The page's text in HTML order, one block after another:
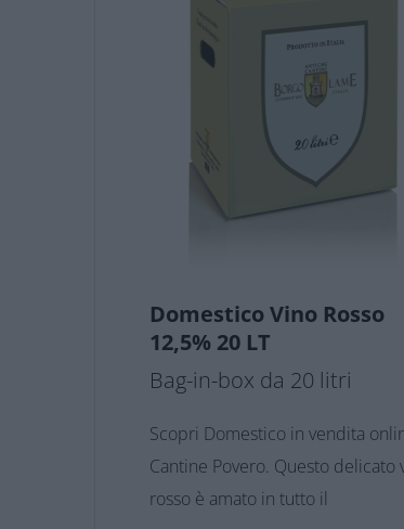
Domestico Vino Rosso
12,5% 20 LT
Bag-in-box da 20 litri
Scopri Domestico in vendita
Cantine Povero. Questo delicato
rosso è amato in tutto il